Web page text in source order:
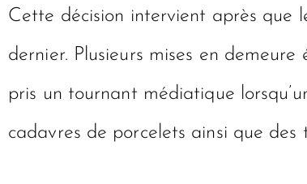
Cette décision intervient après que
dernier. Plusieurs mises en
pris un tournant médiatique
cadavres de porcelets ainsi que